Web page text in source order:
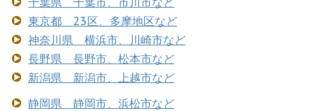
東京都 23区、多摩地区など
神奈川県 横浜市、川崎市など
長野県 長野市、松本市など
新潟県 新潟市、上越市など
静岡県 静岡市、浜松市など